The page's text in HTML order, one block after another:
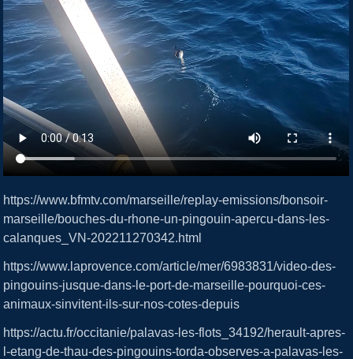
https://www.bfmtv.com/marseille/replay-emissions/bonsoir-
marseille/bouches-du-rhone-un-pingouin-apercu-dans-les-
calanques_VN-202211270342.html
https://www.laprovence.com/article/mer/6983831/video-des-
pingouins-jusque-dans-le-port-de-marseille-pourquoi-ces-
animaux-sinvitent-ils-sur-nos-cotes-depuis
https://actu.fr/occitanie/palavas-les-flots_34192/herault-apres-
l-etang-de-thau-des-pingouins-torda-observes-a-palavas-les-